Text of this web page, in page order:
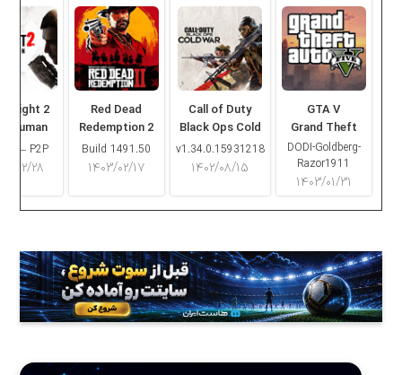
GTA V
Grand Theft
Auto V
DODI-Goldberg-
Razor1911
۱۴۰۳/۰۱/۳۱
Call of Duty
Black Ops Cold
War
v1.34.0.15931218
۱۴۰۲/۰۸/۱۵
Red Dead
Redemption 2
Build 1491.50
۱۴۰۳/۰۲/۱۷
Light 2
Human
– P2P
۱۴۰۳/